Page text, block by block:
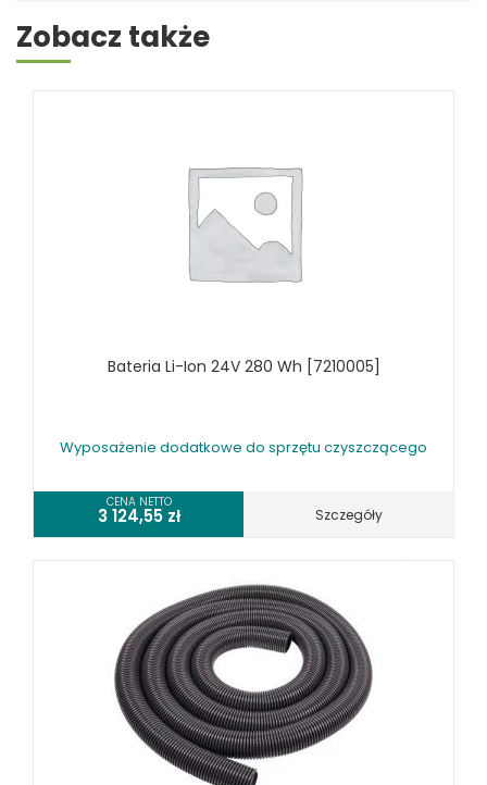
Zobacz także
Bateria Li-Ion 24V 280 Wh [7210005]
Wyposażenie dodatkowe do sprzętu czyszczącego
CENA NETTO
3 124,55 zł Szczegóły